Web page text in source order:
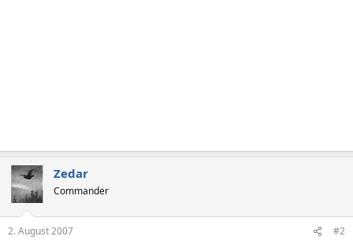
Zedar
Commander
2. August 2007 #2